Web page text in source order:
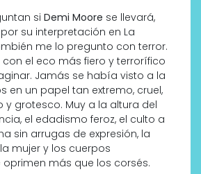
si Demi Moore se llevará,
su interpretación en La
me lo pregunto con terror.
con el eco más fiero y terrorífico
Jamás se había visto a la
en un papel tan extremo, cruel,
y grotesco. Muy a la altura del
el edadismo feroz, el culto a
sin arrugas de expresión, la
mujer y los cuerpos
más que los corsés.